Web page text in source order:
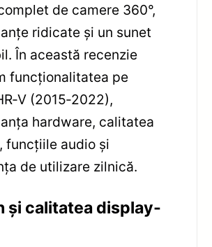
de camere 360°,
ridicate și un sunet
În această recenzie
funcționalitatea pe
(2015‑2022),
hardware, calitatea
funcțiile audio și
de utilizare zilnică.
și calitatea display-